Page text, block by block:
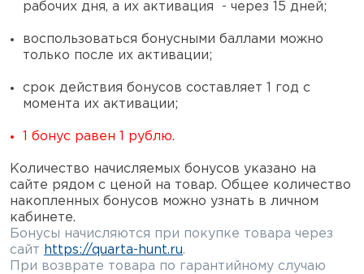
Инструмент для заточки
Кобуры и системы ношения
Кейсы и ящики для патронов и
снаряжения
Сумки и рюкзаки
Элементы питания и зарядные
устройства
Охотничье снаряжение
Ремни, патронташи и подсумки
рабочих дня, а их активация - через 15 дней;
воспользоваться бонусными баллами можно
только после их активации;
срок действия бонусов составляет 1 год с
момента их активации;
1 бонус равен 1 рублю.
Количество начисляемых бонусов указано на
сайте рядом с ценой на товар. Общее количество
накопленных бонусов можно узнать в личном
кабинете.
Бонусы начисляются при покупке товара через
сайт https://quarta-hunt.ru.
При возврате товара по гарантийному случаю